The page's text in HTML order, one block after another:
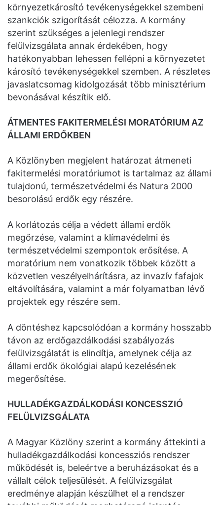
környezetkárosító tevékenységekkel szembeni
szankciók szigorítását célozza. A kormány
szerint szükséges a jelenlegi rendszer
felülvizsgálata annak érdekében, hogy
hatékonyabban lehessen fellépni a környezetet
károsító tevékenységekkel szemben. A részletes
javaslatcsomag kidolgozását több minisztérium
bevonásával készítik elő.
ÁTMENTES FAKITERMELÉSI MORATÓRIUM AZ
ÁLLAMI ERDŐKBEN
A Közlönyben megjelent határozat átmeneti
fakitermelési moratóriumot is tartalmaz az állami
tulajdonú, természetvédelmi és Natura 2000
besorolású erdők egy részére.
A korlátozás célja a védett állami erdők
megőrzése, valamint a klímavédelmi és
természetvédelmi szempontok erősítése. A
moratórium nem vonatkozik többek között a
közvetlen veszélyelhárításra, az invazív fafajok
eltávolítására, valamint a már folyamatban lévő
projektek egy részére sem.
A döntéshez kapcsolódóan a kormány hosszabb
távon az erdőgazdálkodási szabályozás
felülvizsgálatát is elindítja, amelynek célja az
állami erdők ökológiai alapú kezelésének
megerősítése.
HULLADÉKGAZDÁLKODÁSI KONCESSZIÓ
FELÜLVIZSGÁLATA
A Magyar Közlöny szerint a kormány áttekinti a
hulladékgazdálkodási koncessziós rendszer
működését is, beleértve a beruházásokat és a
vállalt célok teljesülését. A felülvizsgálat
eredménye alapján készülhet el a rendszer